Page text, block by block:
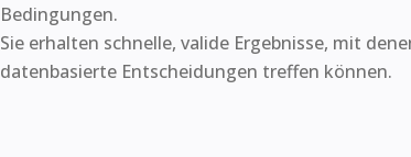
Bedingungen.
Sie erhalten schnelle, valide Ergebnisse, mit
datenbasierte Entscheidungen treffen können.